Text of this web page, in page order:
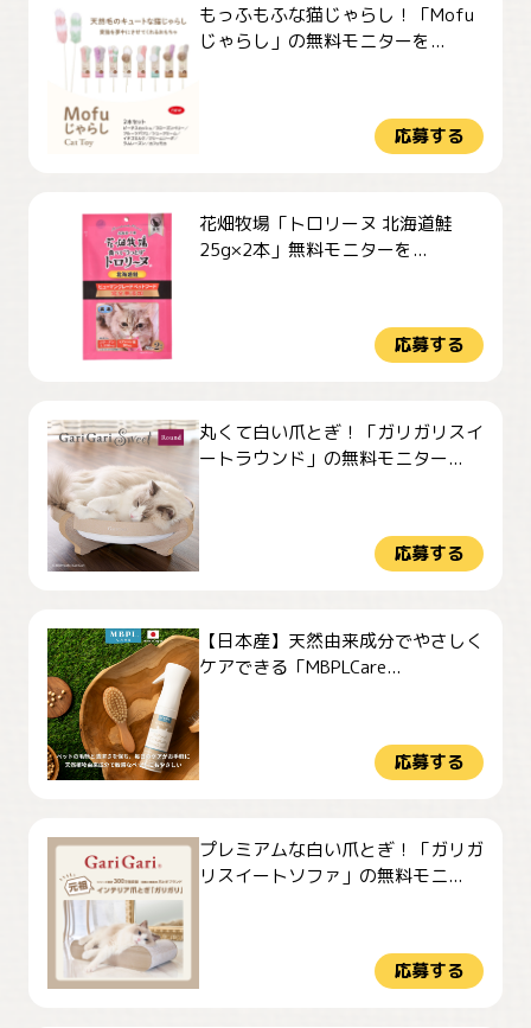
もっふもふな猫じゃらし！「Mofu
じゃらし」の無料モニターを...
応募する
花畑牧場「トロリーヌ 北海道鮭
25g×2本」無料モニターを...
応募する
丸くて白い爪とぎ！「ガリガリスイ
ートラウンド」の無料モニター...
応募する
【日本産】天然由来成分でやさしく
ケアできる「MBPLCare...
応募する
プレミアムな白い爪とぎ！「ガリガ
リスイートソファ」の無料モニ...
応募する